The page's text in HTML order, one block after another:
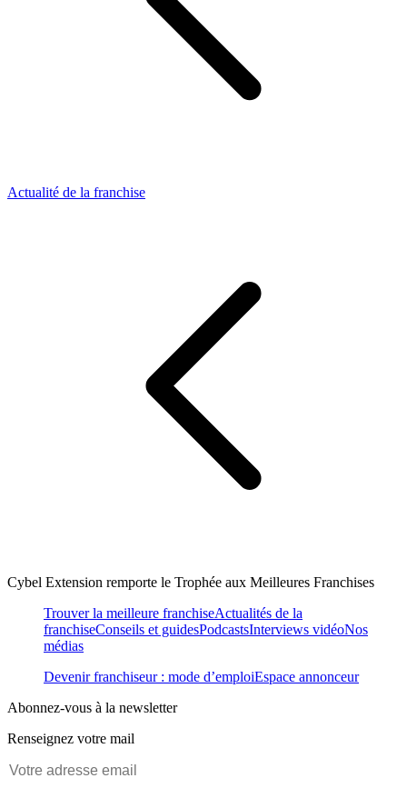
Actualité de la franchise
Cybel Extension remporte le Trophée aux Meilleures Franchises
Trouver la meilleure franchiseActualités de la
franchiseConseils et guidesPodcastsInterviews vidéoNos
médias
Devenir franchiseur : mode d’emploiEspace annonceur
Abonnez-vous à la newsletter
Renseignez votre mail